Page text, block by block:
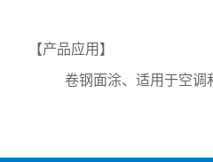
【产品应用】
卷钢面涂、适用于空调